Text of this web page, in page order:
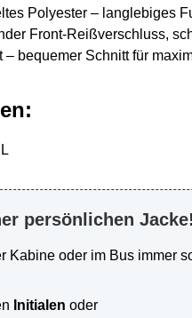
Polyester – langlebiges
Front-Reißverschluss,
– bequemer Schnitt für
persönlichen Jacke!
Kabine oder im Bus immer
Initialen oder